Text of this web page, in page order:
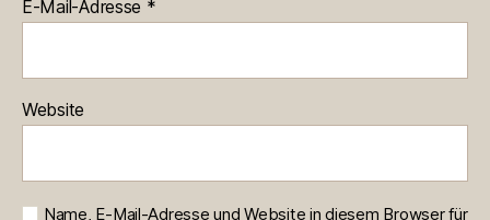
E-Mail-Adresse *
Website
Name, E-Mail-Adresse und Website in diesem Browser für